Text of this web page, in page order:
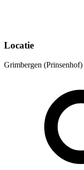
Locatie
Grimbergen (Prinsenhof)